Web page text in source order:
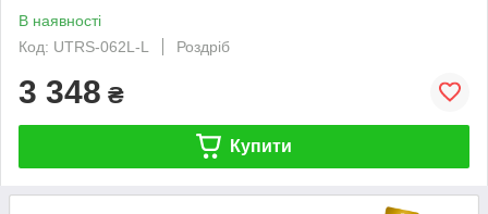
В наявності
Код: UTRS-062L-L
Роздріб
3 348 ₴
Купити